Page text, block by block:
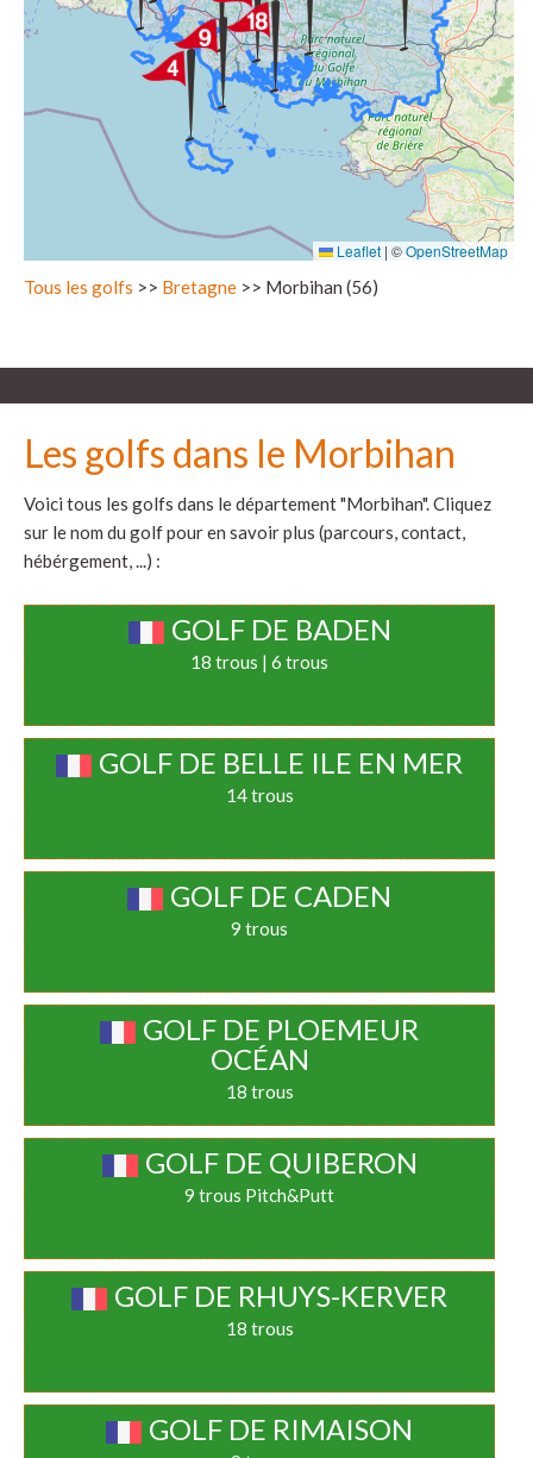
Leaflet | ©OpenStreetMap
Tous les golfs >> Bretagne >> Morbihan (56)
Les golfs dans le Morbihan
Voici tous les golfs dans le département "Morbihan". Cliquez
sur le nom du golf pour en savoir plus (parcours, contact,
hébérgement, ...) :
GOLF DE BADEN
18 trous | 6 trous
GOLF DE BELLE ILE EN MER
14 trous
GOLF DE CADEN
9 trous
GOLF DE PLOEMEUR
OCÉAN
18 trous
GOLF DE QUIBERON
9 trous Pitch&Putt
GOLF DE RHUYS-KERVER
18 trous
GOLF DE RIMAISON